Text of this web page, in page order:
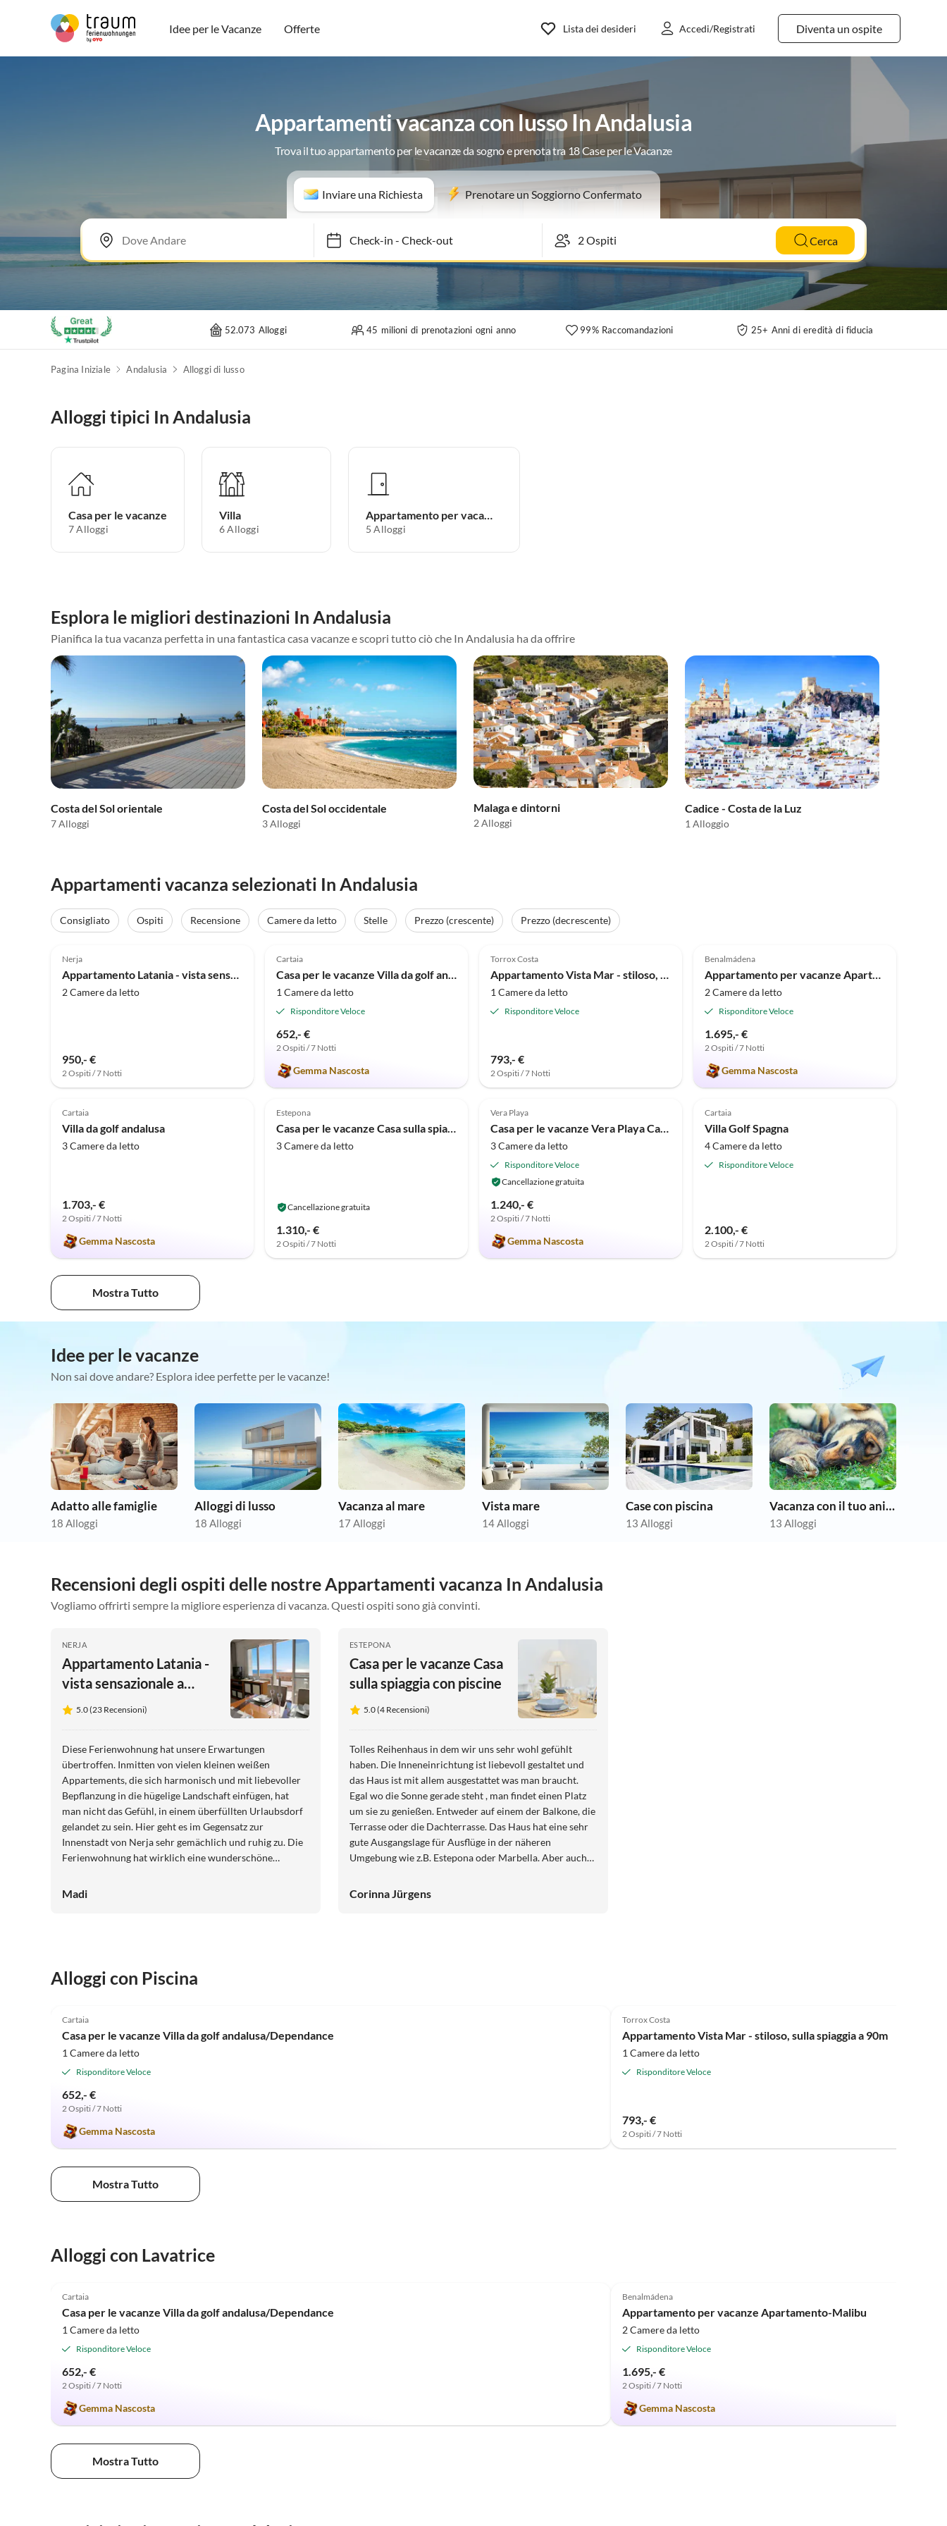
Idee per le Vacanze Offerte Diventa un ospite
Lista dei desideri Accedi/Registrati
Appartamenti vacanza con lusso In Andalusia
Trova il tuo appartamento per le vacanze da sogno e prenota tra 18 Case per le Vacanze
Inviare una Richiesta Prenotare un Soggiorno Confermato
Check-in- Check-out Cerca
52.073 Alloggi 45 milioni di prenotazioni ogni anno 99% Raccomandazioni 25+ Anni di eredità di fiducia
Pagina Iniziale Andalusia Alloggi di lusso
Alloggi tipici In Andalusia
Casa per le vacanze
7 Alloggi
Villa
6 Alloggi
Appartamento per vacanze
5 Alloggi
Esplora le migliori destinazioni In Andalusia
Pianifica la tua vacanza perfetta in una fantastica casa vacanze e scopri tutto ciò che In Andalusia ha da offrire
Costa del Sol orientale
7 Alloggi
Costa del Sol occidentale
3 Alloggi
Malaga e dintorni
2 Alloggi
Cadice - Costa de la Luz
1 Alloggio
Appartamenti vacanza selezionati In Andalusia
Consigliato Ospiti Recensione Camere da letto Stelle Prezzo (crescente) Prezzo (decrescente)
Annuncio in
Alto
Nerja
2 Camere da letto
950,- €
2 Ospiti / 7 Notti
Cartaia
1 Camere da letto
Risponditore Veloce
652,- €
2 Ospiti / 7 Notti
Gemma Nascosta
Torrox Costa
1 Camere da letto
Risponditore Veloce
793,- €
2 Ospiti / 7 Notti
Benalmádena
2 Camere da letto
Risponditore Veloce
1.695,- €
2 Ospiti / 7 Notti
Gemma Nascosta
5.0 (6)
Cartaia
Villa da golf andalusa
3 Camere da letto
1.703,- €
2 Ospiti / 7 Notti
Gemma Nascosta
5.0 (4)
Estepona
3 Camere da letto
Cancellazione gratuita
1.310,- €
2 Ospiti / 7 Notti
Alto
5.0 (1)
Vera Playa
3 Camere da letto
Risponditore Veloce
Cancellazione gratuita
1.240,- €
2 Ospiti / 7 Notti
Gemma Nascosta
Alto
Cartaia
Villa Golf Spagna
4 Camere da letto
Risponditore Veloce
2.100,- €
2 Ospiti / 7 Notti
Mostra Tutto
Idee per le vacanze
Non sai dove andare? Esplora idee perfette per le vacanze!
Adatto alle famiglie
18 Alloggi
Alloggi di lusso
18 Alloggi
Vacanza al mare
17 Alloggi
Vista mare
14 Alloggi
Case con piscina
13 Alloggi
Vacanza con il tuo animale domestico
13 Alloggi
Recensioni degli ospiti delle nostre Appartamenti vacanza In Andalusia
Vogliamo offrirti sempre la migliore esperienza di vacanza. Questi ospiti sono già convinti.
NERJA
Appartamento Latania -
vista sensazionale a
180Â°
5.0 (23 Recensioni)
Diese Ferienwohnung hat unsere Erwartungen
übertroffen. Inmitten von vielen kleinen weißen
Appartements, die sich harmonisch und mit liebevoller
Bepflanzung in die hügelige Landschaft einfügen, hat
man nicht das Gefühl, in einem überfüllten Urlaubsdorf
gelandet zu sein. Hier geht es im Gegensatz zur
Innenstadt von Nerja sehr gemächlich und ruhig zu. Die
Ferienwohnung hat wirklich eine wunderschöne
anzukommen. Täglich wird man hier mit neuen
Baden im Meer empfehlen wir die Strände außerhalb
Madi
ESTEPONA
Casa per le vacanze Casa
sulla spiaggia con piscine
5.0 (4 Recensioni)
Tolles Reihenhaus in dem wir uns sehr wohl gefühlt
haben. Die Inneneinrichtung ist liebevoll gestaltet und
das Haus ist mit allem ausgestattet was man braucht.
Egal wo die Sonne gerade steht , man findet einen Platz
um sie zu genießen. Entweder auf einem der Balkone, die
Terrasse oder die Dachterrasse. Das Haus hat eine sehr
gute Ausgangslage für Ausflüge in der näheren
Umgebung wie z.B. Estepona oder Marbella. Aber auch
kann man zu Fuß erledigen , auch der Strand ist nur 15
Gehminuten entfernt. Vor Ort kümmert sich Heidi. Sie
Corinna Jürgens
Alloggi con Piscina
Cartaia
Casa per le vacanze Villa da golf andalusa/Dependance
1 Camere da letto
Risponditore Veloce
652,- €
2 Ospiti / 7 Notti
Gemma Nascosta
Torrox Costa
Appartamento Vista Mar - stiloso, sulla spiaggia a 90m
1 Camere da letto
Risponditore Veloce
793,- €
2 Ospiti / 7 Notti
Mostra Tutto
Alloggi con Lavatrice
Cartaia
Casa per le vacanze Villa da golf andalusa/Dependance
1 Camere da letto
Risponditore Veloce
652,- €
2 Ospiti / 7 Notti
Gemma Nascosta
Benalmádena
Appartamento per vacanze Apartamento-Malibu
2 Camere da letto
Risponditore Veloce
1.695,- €
2 Ospiti / 7 Notti
Gemma Nascosta
Mostra Tutto